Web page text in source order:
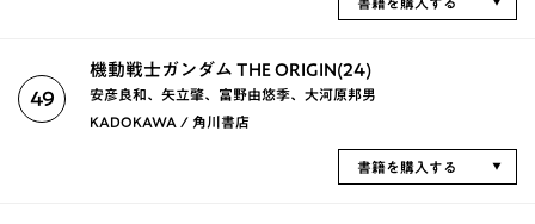
49
機動戦士ガンダム THE ORIGIN(24)
安彦良和、矢立肇、富野由悠季、大河原邦男
KADOKAWA / 角川書店
書籍を購入する